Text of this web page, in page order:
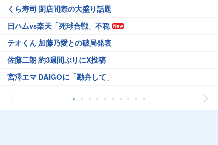
くら寿司 閉店間際の大盛り話題
日ハムvs楽天「死球合戦」不穏
テオくん 加藤乃愛との破局発表
佐藤二朗 約3週間ぶりにX投稿
宮澤エマ DAIGOに「勘弁して」